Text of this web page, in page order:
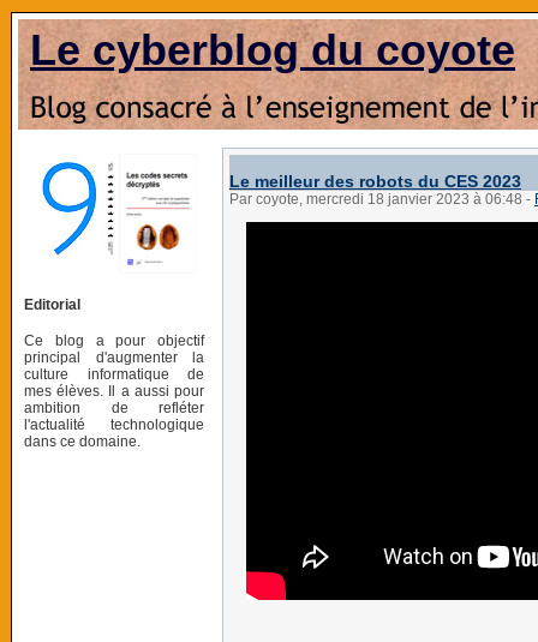
Le cyberblog du coyote
Editorial
Ce blog a pour objectif
principal d'augmenter la
culture informatique de
mes élèves. Il a aussi pour
ambition de refléter
l'actualité technologique
dans ce domaine.
Le meilleur des robots du CES 2023
Par coyote, mercredi 18 janvier 2023 à 06:48 -